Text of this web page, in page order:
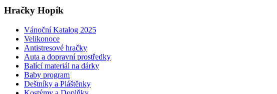
Hračky Hopík
Vánoční Katalog 2025
Velikonoce
Antistresové hračky
Auta a dopravní prostředky
Balící materiál na dárky
Baby program
Deštníky a Pláštěnky